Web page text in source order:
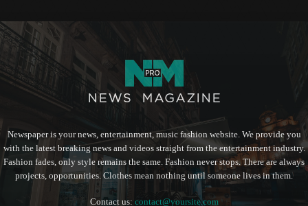
Newspaper is your news, entertainment, music fashion website. We provide you
with the latest breaking news and videos straight from the entertainment industry.
Fashion fades, only style remains the same. Fashion never stops. There are always
projects, opportunities. Clothes mean nothing until someone lives in them.
Contact us: contact@yoursite.com